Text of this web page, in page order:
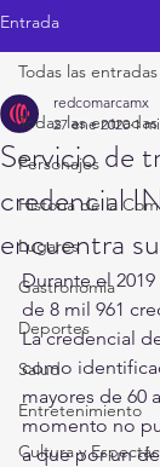
Entrada
Todas las entradas
Personajes
Historia de la
Lugares
Gastronomía
Deportes
Salud
Entretenimiento
Cultura y
Todas las entradas
Servicio de
credencial
encuentra
redcomarcamx
27 ene 2020 1
Durante el
de 8 mil 961
La credencial
como
mayores de 60
momento no
a que por un